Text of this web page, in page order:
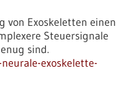
von Exoskeletten einen
Steuersignale
sind.
exoskelette-